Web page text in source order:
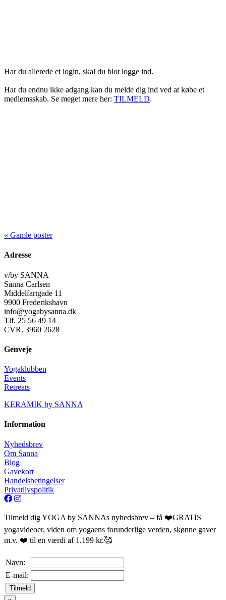
Har du allerede et login, skal du blot logge ind.
Har du endnu ikke adgang kan du melde dig ind ved at købe et
medlemsskab. Se meget mere her: TILMELD.
« Gamle poster
Adresse
v/by SANNA
Sanna Carlsen
Middelfartgade 11
9900 Frederikshavn
info@yogabysanna.dk
Tlf. 25 56 49 14
CVR. 3960 2628
Genveje
Yogaklubben
Events
Retreats
KERAMIK by SANNA
Information
Nyhedsbrev
Om Sanna
Blog
Gavekort
Handelsbetingelser
Privatlivspolitik
Tilmeld dig YOGA by SANNAs nyhedsbrev – få ❤️GRATIS
yogavideoer, viden om yogaens forunderlige verden, skønne gaver
m.v. ❤️ til en værdi af 1.199 kr.🥰
Navn:
E-mail:
Tilmeld